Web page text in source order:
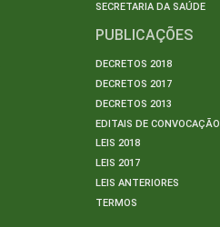
SECRETARIA DA SAÚDE
PUBLICAÇÕES
DECRETOS 2018
DECRETOS 2017
DECRETOS 2013
EDITAIS DE CONVOCAÇÃO
LEIS 2018
LEIS 2017
LEIS ANTERIORES
TERMOS